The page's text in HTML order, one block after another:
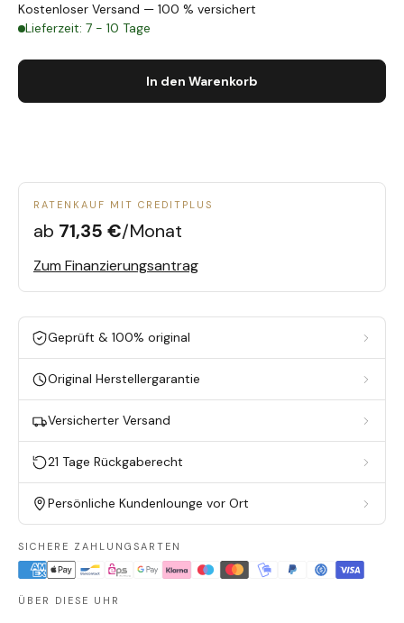
Kostenloser Versand — 100 % versichert
Lieferzeit: 7 - 10 Tage
In den Warenkorb
RATENKAUF MIT CREDITPLUS
ab 71,35 €/Monat
Zum Finanzierungsantrag
Geprüft & 100% original
Original Herstellergarantie
Versicherter Versand
21 Tage Rückgaberecht
Persönliche Kundenlounge vor Ort
SICHERE ZAHLUNGSARTEN
ÜBER DIESE UHR